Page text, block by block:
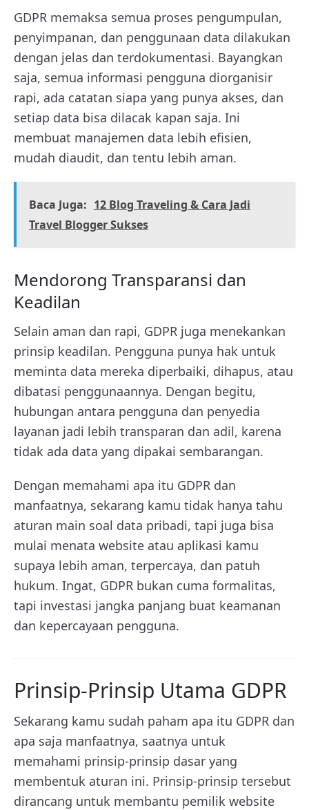
GDPR memaksa semua proses pengumpulan,
penyimpanan, dan penggunaan data dilakukan
dengan jelas dan terdokumentasi. Bayangkan
saja, semua informasi pengguna diorganisir
rapi, ada catatan siapa yang punya akses, dan
setiap data bisa dilacak kapan saja. Ini
membuat manajemen data lebih efisien,
mudah diaudit, dan tentu lebih aman.
Baca Juga: 12 Blog Traveling & Cara Jadi
Travel Blogger Sukses
Mendorong Transparansi dan
Keadilan
Selain aman dan rapi, GDPR juga menekankan
prinsip keadilan. Pengguna punya hak untuk
meminta data mereka diperbaiki, dihapus, atau
dibatasi penggunaannya. Dengan begitu,
hubungan antara pengguna dan penyedia
layanan jadi lebih transparan dan adil, karena
tidak ada data yang dipakai sembarangan.
Dengan memahami apa itu GDPR dan
manfaatnya, sekarang kamu tidak hanya tahu
aturan main soal data pribadi, tapi juga bisa
mulai menata website atau aplikasi kamu
supaya lebih aman, terpercaya, dan patuh
hukum. Ingat, GDPR bukan cuma formalitas,
tapi investasi jangka panjang buat keamanan
dan kepercayaan pengguna.
Prinsip-Prinsip Utama GDPR
Sekarang kamu sudah paham apa itu GDPR dan
apa saja manfaatnya, saatnya untuk
memahami prinsip-prinsip dasar yang
membentuk aturan ini. Prinsip-prinsip tersebut
dirancang untuk membantu pemilik website